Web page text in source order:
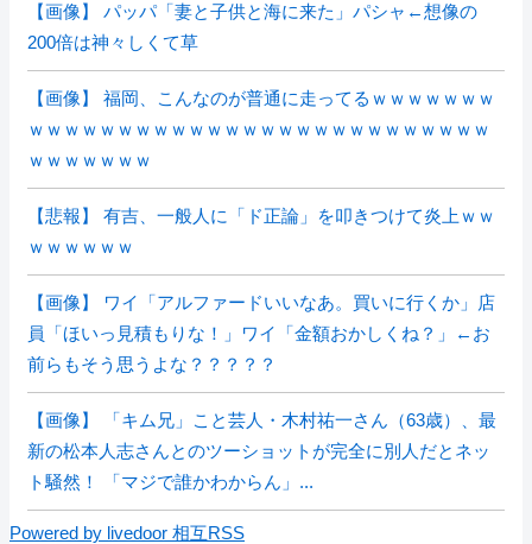
【画像】 パッパ「妻と子供と海に来た」パシャ←想像の
200倍は神々しくて草
【画像】 福岡、こんなのが普通に走ってるｗｗｗｗｗｗｗ
ｗｗｗｗｗｗｗｗｗｗｗｗｗｗｗｗｗｗｗｗｗｗｗｗｗｗ
ｗｗｗｗｗｗｗ
【悲報】 有吉、一般人に「ド正論」を叩きつけて炎上ｗｗ
ｗｗｗｗｗｗ
【画像】 ワイ「アルファードいいなあ。買いに行くか」店
員「ほいっ見積もりな！」ワイ「金額おかしくね？」←お
前らもそう思うよな？？？？？
【画像】 「キム兄」こと芸人・木村祐一さん（63歳）、最
新の松本人志さんとのツーショットが完全に別人だとネッ
ト騒然！ 「マジで誰かわからん」...
Powered by livedoor 相互RSS